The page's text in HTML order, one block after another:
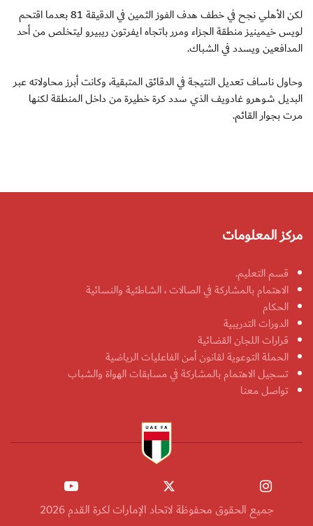
لكن الأهلي نجح في خطف هدف الفوز الثمين في الدقيقة 81 بعدما اقتحم
لويس خيمينيز منطقة الجزاء ومرر باتجاه ايفرتون ريبيرو ليتخلص من أحد
المدافعين ويسدد في الشباك.
وحاول ناساف تعديل النتيجة في الدقائق المتبقية، وكانت أبرز محاولاته عبر
البديل شوهرو غادويف الذي سدد كرة خطيرة من داخل المنطقة لكنها
مرت بجوار القائم.
مركز المعلومات
قسم التعليم.
الاهتمام بالمشاركة في الصالات ، الشاطئية والنسائية
الحكام
الدورات التدريبية
قرارات اللجان القضائية
الحملة التوعوية لقانون أمن الفاعليات الرياضية
تسجيل الاهتمام بالمشاركة في مسابقات الهواة والشباب
تواصل معنا
جميع الحقوق محفوظة لاتحاد الإمارات لكرة القدم 2026